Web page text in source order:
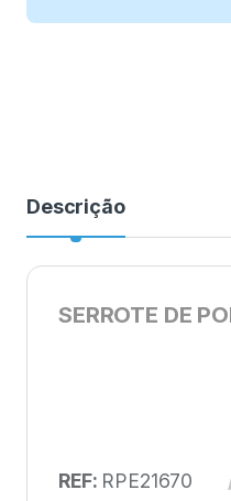
Descrição
SERROTE DE
REF: RPE21670